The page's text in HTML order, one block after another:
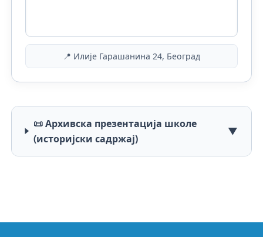
📍 Илије Гарашанина 24, Београд
📜 Архивска презентација школе
(историјски садржај)
▼